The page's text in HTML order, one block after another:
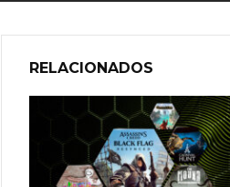
RELACIONADOS